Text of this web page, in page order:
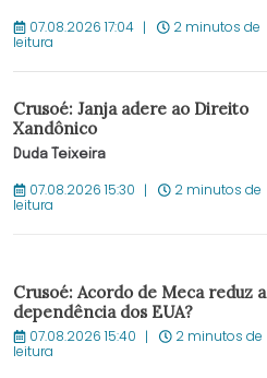
07.08.2026 17:04 2 minutos de
leitura
Crusoé: Janja adere ao Direito
Xandônico
Duda Teixeira
07.08.2026 15:30 2 minutos de
leitura
Crusoé: Acordo de Meca reduz a
dependência dos EUA?
07.08.2026 15:40 2 minutos de
leitura